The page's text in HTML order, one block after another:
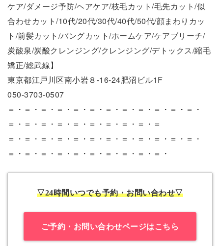
ケア/ダメージ予防/ヘアケア/枝毛カット/毛先カット/似
合わせカット/10代/20代/30代/40代/50代/顔まわりカッ
ト/前髪カット/バングカット/ホームケア/ケアブリーチ/
炭酸泉/炭酸クレンジング/クレンジング/デトックス/縮毛
矯正/総武線】
東京都江戸川区南小岩８-16-24肥沼ビル1F
050-3703-0507
＝・＝・＝・＝・＝・＝・＝・＝・＝・＝・＝・＝・
＝・＝・＝・＝・＝・＝・＝・＝・＝・＝
＝・＝・＝・＝・＝・＝・＝・＝・＝・＝・＝・＝・
＝・＝・＝・＝・＝・＝・＝・＝・＝・＝・
▽24時間いつでも予約・お問い合わせ▽
ご予約・お問い合わせページはこちら